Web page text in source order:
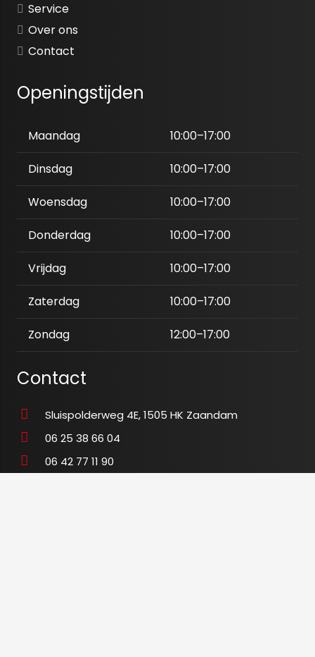
Service
Over ons
Contact
Openingstijden
Maandag 10:00–17:00
Dinsdag 10:00–17:00
Woensdag 10:00–17:00
Donderdag 10:00–17:00
Vrijdag 10:00–17:00
Zaterdag 10:00–17:00
Zondag 12:00–17:00
Contact
Sluispolderweg 4E, 1505 HK Zaandam
06 25 38 66 04
06 42 77 11 90